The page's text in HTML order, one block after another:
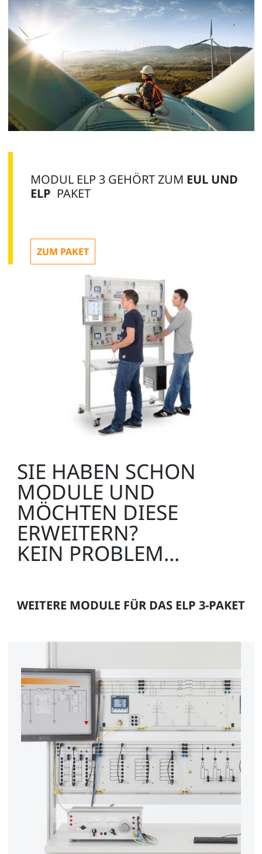
MODUL ELP 3 GEHÖRT ZUM EUL UND
ELP PAKET
ZUM PAKET
SIE HABEN SCHON
MODULE UND
MÖCHTEN DIESE
ERWEITERN?
KEIN PROBLEM...
WEITERE MODULE FÜR DAS ELP 3-PAKET